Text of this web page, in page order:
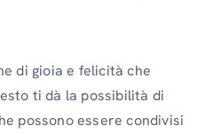
di gioia e felicità che
ti dà la possibilità di
possono essere condivisi